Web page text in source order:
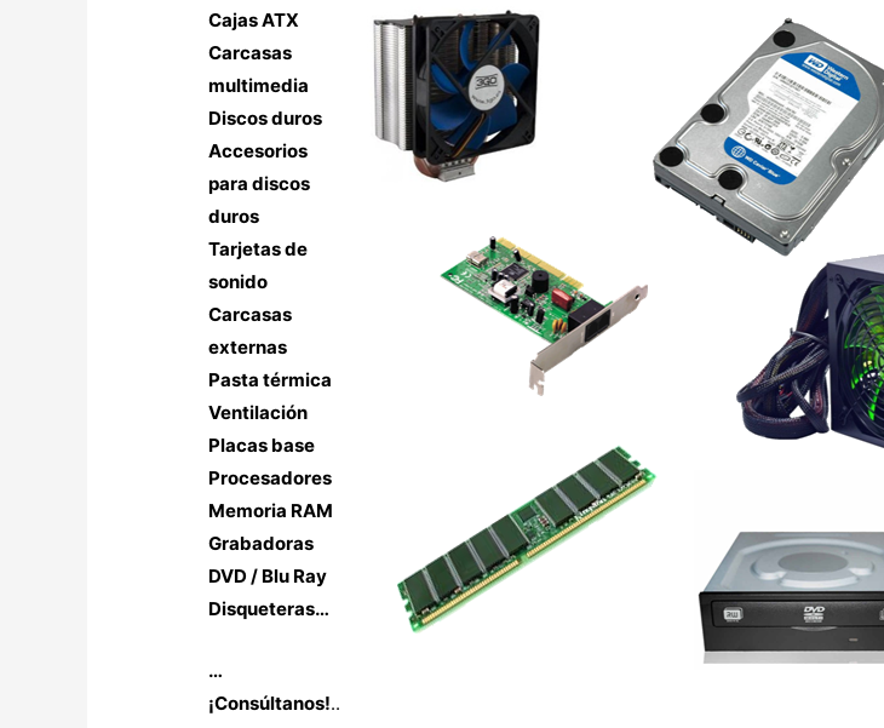
Cajas ATX
Carcasas
multimedia
Discos duros
Accesorios
para discos
duros
Tarjetas de
sonido
Carcasas
externas
Pasta térmica
Ventilación
Placas base
Procesadores
Memoria RAM
Grabadoras
DVD / Blu Ray
Disqueteras…
…
¡Consúltanos!..